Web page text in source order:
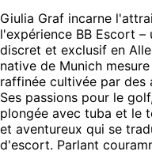
Giulia Graf incarne
l'expérience BB Escort
discret et exclusif en
native de Munich
raffinée cultivée par des
Ses passions pour le
plongée avec tuba et le
et aventureux qui se
d'escort. Parlant